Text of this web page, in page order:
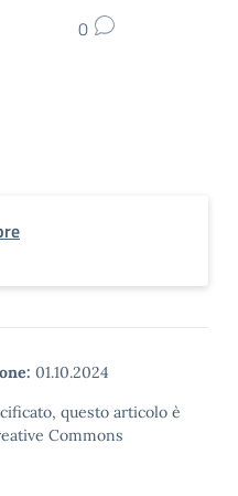
0
01.10.2024
questo articolo è
Commons